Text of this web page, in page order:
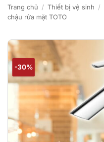
Trang chủ / Thiết bị vệ sinh /
chậu rửa mặt TOTO
-30%